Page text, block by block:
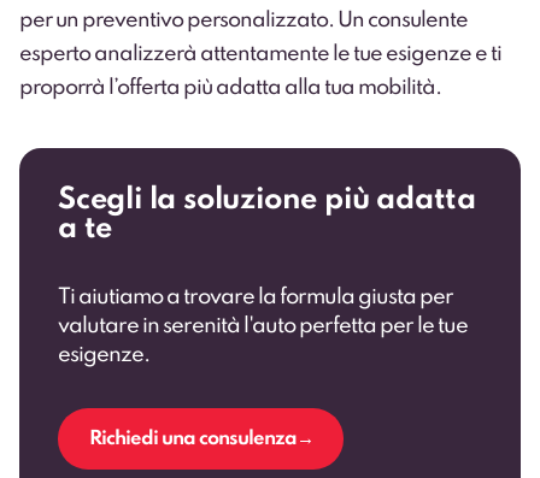
per un preventivo personalizzato. Un consulente
esperto analizzerà attentamente le tue esigenze e ti
proporrà l’offerta più adatta alla tua mobilità.
Scegli la soluzione più adatta
a te
Ti aiutiamo a trovare la formula giusta per
valutare in serenità l'auto perfetta per le tue
esigenze.
Richiedi una consulenza